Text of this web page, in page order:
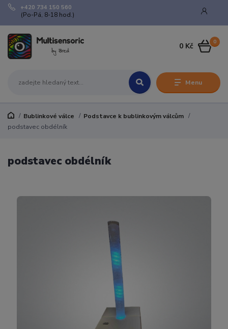
Menu
+420 734 150 560
(Po-Pá, 8-18 hod.)
0
0 Kč
Bublinkové válce
Podstavce k bublinkovým válcům
podstavec obdélník
podstavec obdélník